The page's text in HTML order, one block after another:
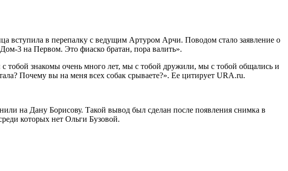
вступила в перепалку с ведущим Артуром Арчи. Поводом стало заявление о
3 на Первом. Это фиаско братан, пора валить».
тобой знакомы очень много лет, мы с тобой дружили, мы с тобой общались и
Почему вы на меня всех собак срываете?». Ее цитирует URA.ru.
на Дану Борисову. Такой вывод был сделан после появления снимка в
которых нет Ольги Бузовой.